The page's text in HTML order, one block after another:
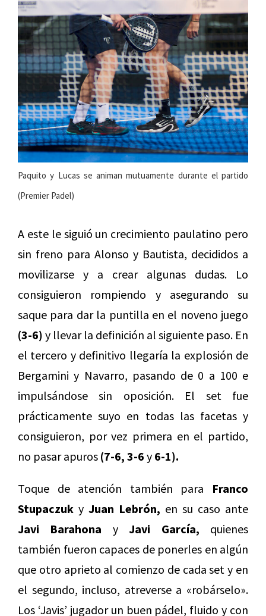
Paquito y Lucas se animan mutuamente durante el partido
(Premier Padel)
A este le siguió un crecimiento paulatino pero
sin freno para Alonso y Bautista, decididos a
movilizarse y a crear algunas dudas. Lo
consiguieron rompiendo y asegurando su
saque para dar la puntilla en el noveno juego
(3-6) y llevar la definición al siguiente paso. En
el tercero y definitivo llegaría la explosión de
Bergamini y Navarro, pasando de 0 a 100 e
impulsándose sin oposición. El set fue
prácticamente suyo en todas las facetas y
consiguieron, por vez primera en el partido,
no pasar apuros (7-6, 3-6 y 6-1).
Toque de atención también para Franco
Stupaczuk y Juan Lebrón, en su caso ante
Javi Barahona yJavi García, quienes
también fueron capaces de ponerles en algún
que otro aprieto al comienzo de cada set y en
el segundo, incluso, atreverse a «robárselo».
Los ‘Javis’ jugador un buen pádel, fluido y con